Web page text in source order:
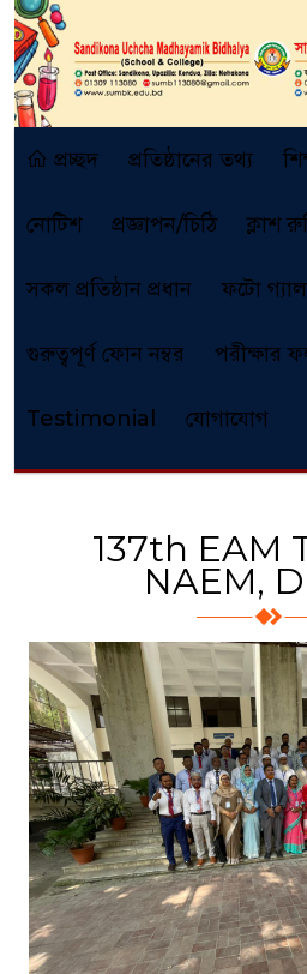
প্রচ্ছদ প্রতিষ্ঠানের তথ্য
নোটিশ প্রজ্ঞাপন/চিঠি ক্লাশ
সকল প্রতিষ্ঠান প্রধান ফটো
গুরুত্বপূর্ণ ফোন নম্বর পরীক্ষার
Testimonial যোগাযোগ
137th EAM
NAEM,